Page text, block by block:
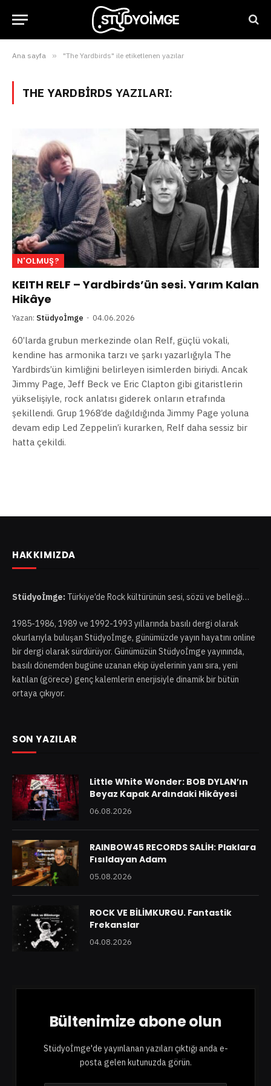
Ana sayfa » "The Yardbirds" ile etiketlenen yazılar
THE YARDBIRDS YAZILARI:
N'OLMUŞ?
KEITH RELF – Yardbirds’ün sesi. Yarım Kalan
Hikâye
Yazan: Stüdyoİmge 04.06.2026
60’larda grubun merkezinde olan Relf, güçlü vokali,
kendine has armonika tarzı ve şarkı yazarlığıyla The
Yardbirds’ün kimliğini belirleyen isimlerden biriydi. Ancak
Jimmy Page, Jeff Beck ve Eric Clapton gibi gitaristlerin
yükselişiyle, rock anlatısı giderek onların etrafında
şekillendi. Grup 1968’de dağıldığında Jimmy Page yoluna
devam edip Led Zeppelin’i kurarken, Relf daha sessiz bir
hatta çekildi.
HAKKIMIZDA
Stüdyoİmge: Türkiye’de Rock kültürünün sesi, sözü ve belleği…
1985-1986, 1989 ve 1992-1993 yıllarında basılı dergi olarak
okurlarıyla buluşan Stüdyoİmge, günümüzde yayın hayatını online
bir dergi olarak sürdürüyor. Günümüzün Stüdyoİmge yayınında,
basılı dönemden bugüne uzanan ekip üyelerinin yanı sıra, yeni
katılan (görece) genç kalemlerin enerjisiyle dinamik bir bütün
ortaya çıkıyor.
SON YAZILAR
Little White Wonder: BOB DYLAN’ın
Beyaz Kapak Ardındaki Hikâyesi
06.08.2026
RAINBOW45 RECORDS SALİH: Plaklara
Fısıldayan Adam
05.08.2026
ROCK VE BİLİMKURGU. Fantastik
Frekanslar
04.08.2026
Bültenimize abone olun
Stüdyoİmge'de yayınlanan yazıları çıktığı anda e-
posta gelen kutunuzda görün.